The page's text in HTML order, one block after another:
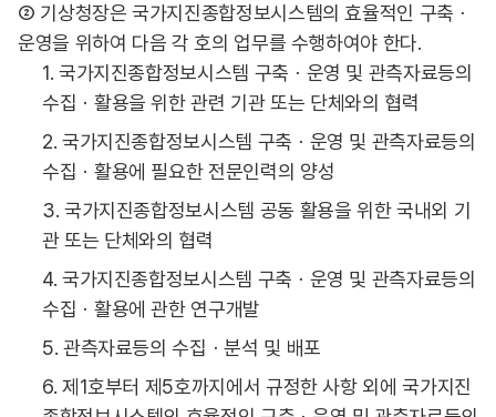
② 기상청장은 국가지진종합정보시스템의 효율적인 구축ㆍ
운영을 위하여 다음 각 호의 업무를 수행하여야 한다.
1. 국가지진종합정보시스템 구축ㆍ운영 및 관측자료등의
수집ㆍ활용을 위한 관련 기관 또는 단체와의 협력
2. 국가지진종합정보시스템 구축ㆍ운영 및 관측자료등의
수집ㆍ활용에 필요한 전문인력의 양성
3. 국가지진종합정보시스템 공동 활용을 위한 국내외 기
관 또는 단체와의 협력
4. 국가지진종합정보시스템 구축ㆍ운영 및 관측자료등의
수집ㆍ활용에 관한 연구개발
5. 관측자료등의 수집ㆍ분석 및 배포
6. 제1호부터 제5호까지에서 규정한 사항 외에 국가지진